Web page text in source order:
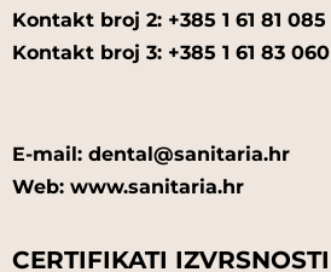
Kontakt broj 2: +385 1 61 81 085
Kontakt broj 3: +385 1 61 83 060
E-mail: dental@sanitaria.hr
Web: www.sanitaria.hr
CERTIFIKATI IZVRSNOSTI